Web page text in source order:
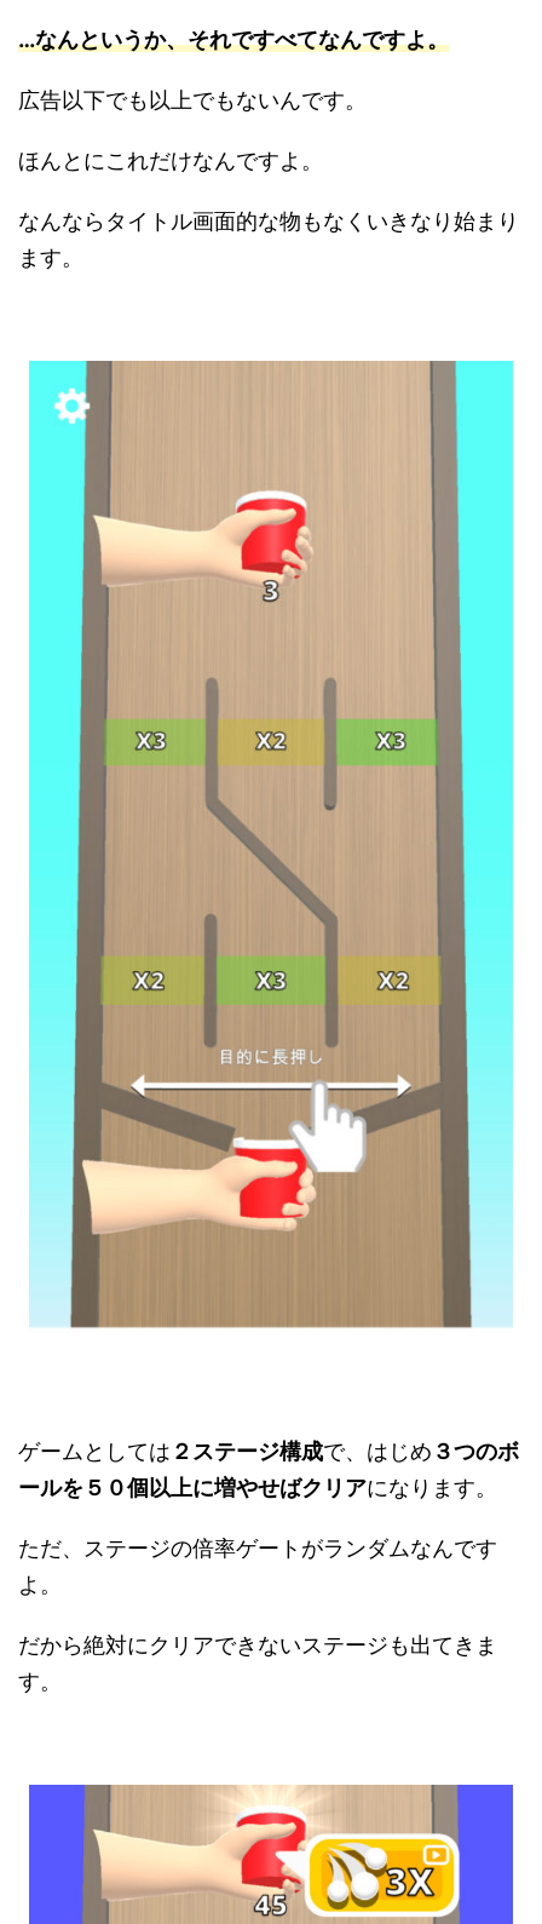
…なんというか、それですべてなんですよ。
広告以下でも以上でもないんです。
ほんとにこれだけなんですよ。
なんならタイトル画面的な物もなくいきなり始まり
ます。
ゲームとしては ２ステージ構成で、はじめ ３つのボ
ールを５０個以上に増やせばクリアになります。
ただ、ステージの倍率ゲートがランダムなんです
よ。
だから絶対にクリアできないステージも出てきま
す。